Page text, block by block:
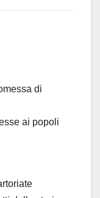
di
ai popoli